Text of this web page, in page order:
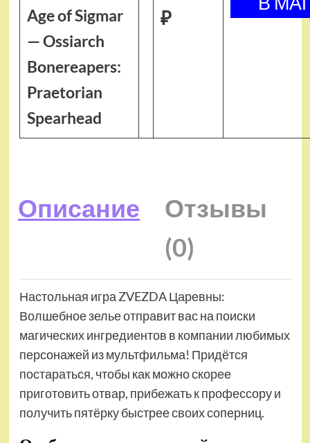
Age of Sigmar
— Ossiarch
Bonereapers:
Praetorian
Spearhead
₽
Описание
Отзывы
(0)
Настольная игра ZVEZDA Царевны:
Волшебное зелье отправит вас на поиски
магических ингредиентов в компании любимых
персонажей из мультфильма! Придётся
постараться, чтобы как можно скорее
приготовить отвар, прибежать к профессору и
получить пятёрку быстрее своих соперниц.